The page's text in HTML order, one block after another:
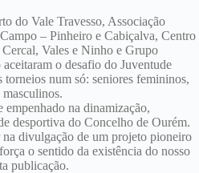
do Vale Travesso, Associação
– Pinheiro e Cabiçalva, Centro
Vales e Ninho e Grupo
o desafio do Juventude
num só: seniores femininos,
masculinos.
empenhado na dinamização,
desportiva do Concelho de Ourém.
divulgação de um projeto pioneiro
o sentido da existência do nosso
publicação.